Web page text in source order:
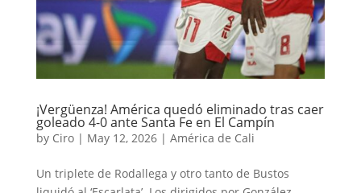
¡Vergüenza! América quedó eliminado tras caer
goleado 4-0 ante Santa Fe en El Campín
by Ciro| May 12, 2026| América de Cali
Un triplete de Rodallega y otro tanto de Bustos